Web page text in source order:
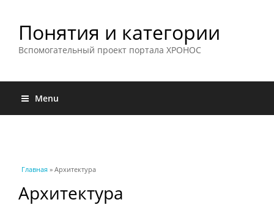
Понятия и категории
Вспомогательный проект портала ХРОНОС
Menu
Вы здесь
Главная » Архитектура
Архитектура